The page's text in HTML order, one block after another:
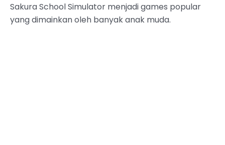
Sakura School Simulator menjadi games popular
yang dimainkan oleh banyak anak muda.